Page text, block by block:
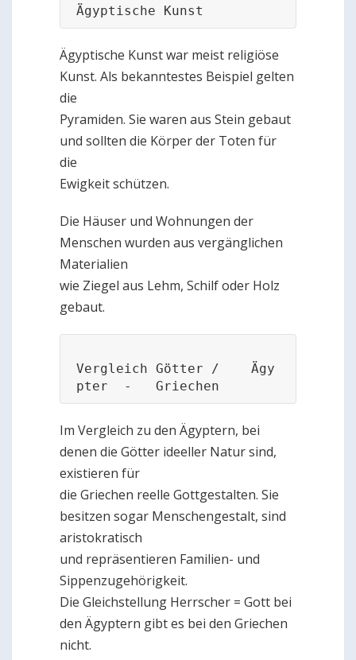
Ägyptische Kunst
Ägyptische Kunst war meist religiöse
Kunst. Als bekanntestes Beispiel gelten
die
Pyramiden. Sie waren aus Stein gebaut
und sollten die Körper der Toten für
die
Ewigkeit schützen.
Die Häuser und Wohnungen der
Menschen wurden aus vergänglichen
Materialien
wie Ziegel aus Lehm, Schilf oder Holz
gebaut.
Vergleich Götter /    Ägy
pter  -   Griechen
Im Vergleich zu den Ägyptern, bei
denen die Götter ideeller Natur sind,
existieren für
die Griechen reelle Gottgestalten. Sie
besitzen sogar Menschengestalt, sind
aristokratisch
und repräsentieren Familien- und
Sippenzugehörigkeit.
Die Gleichstellung Herrscher = Gott bei
den Ägyptern gibt es bei den Griechen
nicht.